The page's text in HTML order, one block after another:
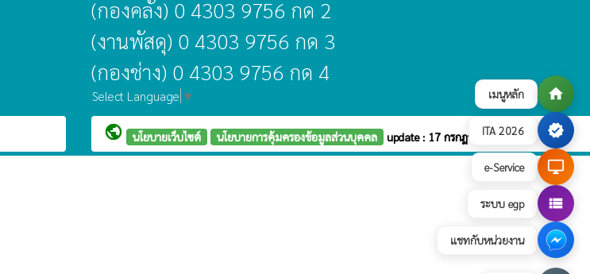
เมนูหลัก home
ITA 2026 verified
e-Service desktop_windows
ระบบ egp view_list
แชทกับหน่วยงาน
(กองคลัง) 0 4303 9756 กด 2
(งานพัสดุ) 0 4303 9756 กด 3
(กองช่าง) 0 4303 9756 กด 4
Select Language ▼
public นโยบายเว็บไซต์ นโยบายการคุ้มครองข้อมูลส่วนบุคคล update : 17 กรกฎาคม 2569